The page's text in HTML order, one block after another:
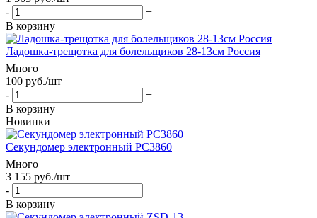
-
+
В корзину
Ладошка-трещотка для болельщиков 28-13см Россия
Много
100 руб./шт
-
+
В корзину
Новинки
Секундомер электронный РС3860
Много
3 155 руб./шт
-
+
В корзину